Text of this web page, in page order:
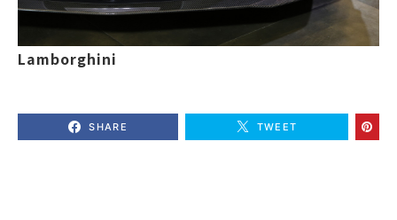
Lamborghini
SHARE TWEET